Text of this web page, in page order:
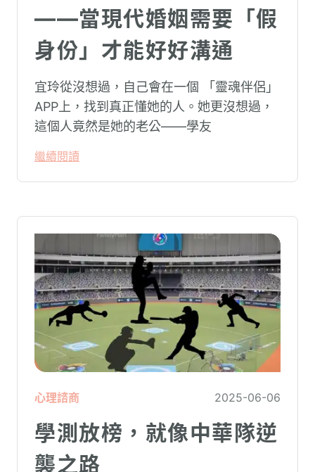
——當現代婚姻需要「假
身份」才能好好溝通
宜玲從沒想過，自己會在一個 「靈魂伴侶」
APP上，找到真正懂她的人。她更沒想過，
這個人竟然是她的老公——學友
繼續閱讀
心理諮商 2025-06-06
學測放榜，就像中華隊逆
襲之路